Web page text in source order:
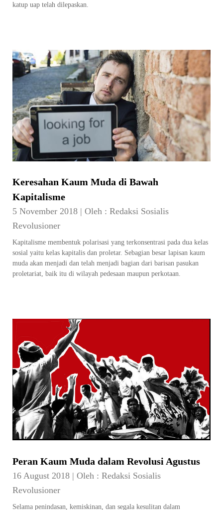
katup uap telah dilepaskan.
Keresahan Kaum Muda di Bawah
Kapitalisme
5 November 2018 | Oleh : Redaksi Sosialis
Revolusioner
Kapitalisme membentuk polarisasi yang terkonsentrasi pada dua kelas
sosial yaitu kelas kapitalis dan proletar. Sebagian besar lapisan kaum
muda akan menjadi dan telah menjadi bagian dari barisan pasukan
proletariat, baik itu di wilayah pedesaan maupun perkotaan.
Peran Kaum Muda dalam Revolusi Agustus
16 August 2018 | Oleh : Redaksi Sosialis
Revolusioner
Selama penindasan, kemiskinan, dan segala kesulitan dalam